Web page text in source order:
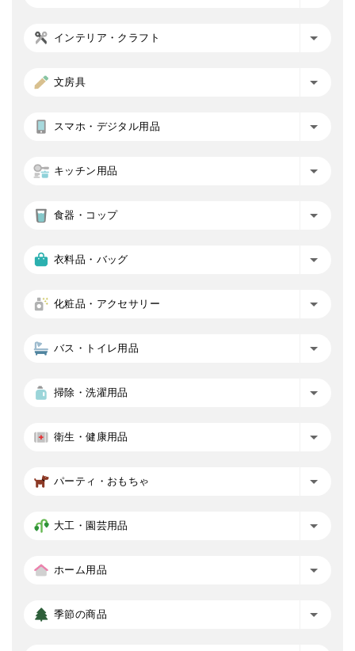
インテリア・クラフト
文房具
スマホ・デジタル用品
キッチン用品
食器・コップ
衣料品・バッグ
化粧品・アクセサリー
バス・トイレ用品
掃除・洗濯用品
衛生・健康用品
パーティ・おもちゃ
大工・園芸用品
ホーム用品
季節の商品